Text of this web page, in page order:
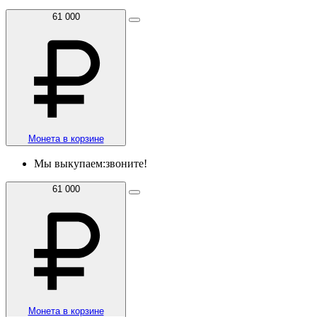
61 000
Монета в корзине
Мы выкупаем:звоните!
61 000
Монета в корзине